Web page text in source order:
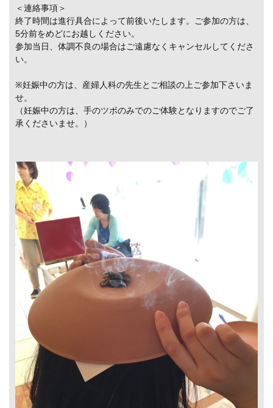
＜連絡事項＞
終了時間は進行具合によって前後いたします。ご参加の方は、
5分前をめどにお越しください。
参加当日、体調不良の場合はご遠慮なくキャンセルしてくださ
い。
※妊娠中の方は、産婦人科の先生とご相談の上ご参加下さいま
せ。
（妊娠中の方は、手のツボのみでのご体験となりますのでご了
承くださいませ。）